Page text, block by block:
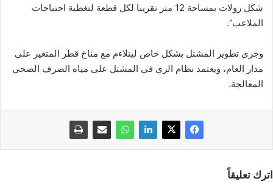
شكل رولات بمساحة 12 متر تقريبا لكل قطعة لتغطية احتياجات
الملاعب”.
وجرى تطوير المشتل بشكل خاص ليتلاءم مع مناخ قطر المتغير على
مدار العام، ويعتمد نظام الري في المشتل على مياه الصرف الصحي
المعالجة.
اترك تعليقاً